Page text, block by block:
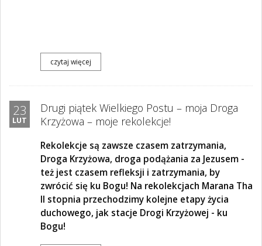
czytaj więcej
23
LUT
Drugi piątek Wielkiego Postu – moja Droga
Krzyżowa – moje rekolekcje!
Rekolekcje są zawsze czasem zatrzymania,
Droga Krzyżowa, droga podążania za Jezusem -
też jest czasem refleksji i zatrzymania, by
zwrócić się ku Bogu! Na rekolekcjach Marana Tha
II stopnia przechodzimy kolejne etapy życia
duchowego, jak stacje Drogi Krzyżowej - ku
Bogu!